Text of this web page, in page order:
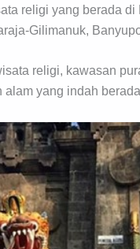
religi yang berada
Gilimanuk,
religi, kawasan
yang indah